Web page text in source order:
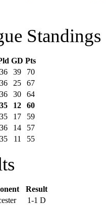
Standings
GD Pts
36 39
70
36 25
67
36 30
64
35 12
60
35 17
59
36 14
57
35 11 55
Result
1-1 D